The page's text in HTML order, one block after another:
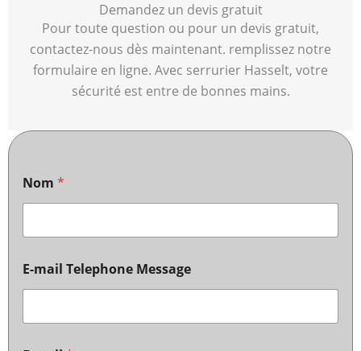
Demandez un devis gratuit
Pour toute question ou pour un devis gratuit,
contactez-nous dès maintenant. remplissez notre
formulaire en ligne. Avec serrurier Hasselt, votre
sécurité est entre de bonnes mains.
Nom *
E-mail Telephone Message